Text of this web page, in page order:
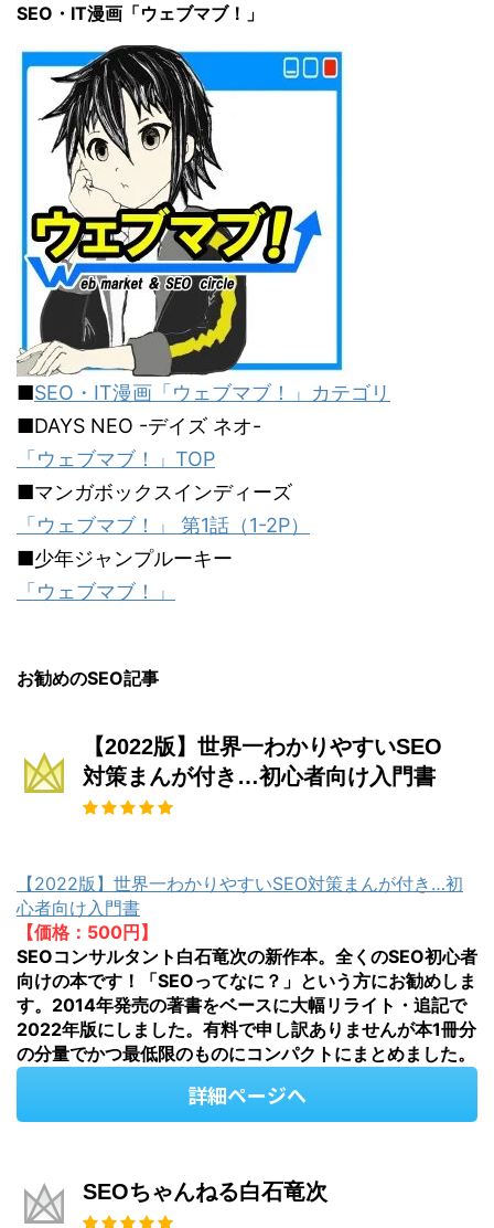
SEO・IT漫画「ウェブマブ！」
■SEO・IT漫画「ウェブマブ！」カテゴリ
■DAYS NEO -デイズ ネオ-
「ウェブマブ！」TOP
■マンガボックスインディーズ
「ウェブマブ！」 第1話（1-2P）
■少年ジャンプルーキー
「ウェブマブ！」
お勧めのSEO記事
【2022版】世界一わかりやすいSEO
対策まんが付き…初心者向け入門書
【2022版】世界一わかりやすいSEO対策まんが付き…初
心者向け入門書
【価格：500円】
SEOコンサルタント白石竜次の新作本。全くのSEO初心者
向けの本です！「SEOってなに？」という方にお勧めしま
す。2014年発売の著書をベースに大幅リライト・追記で
2022年版にしました。有料で申し訳ありませんが本1冊分
の分量でかつ最低限のものにコンパクトにまとめました。
詳細ページへ
SEOちゃんねる白石竜次